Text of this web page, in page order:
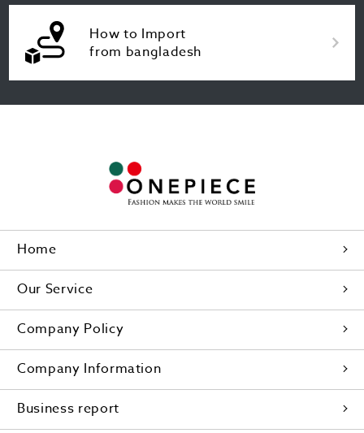
How to Import
from bangladesh
Home
Our Service
Company Policy
Company Information
Business report